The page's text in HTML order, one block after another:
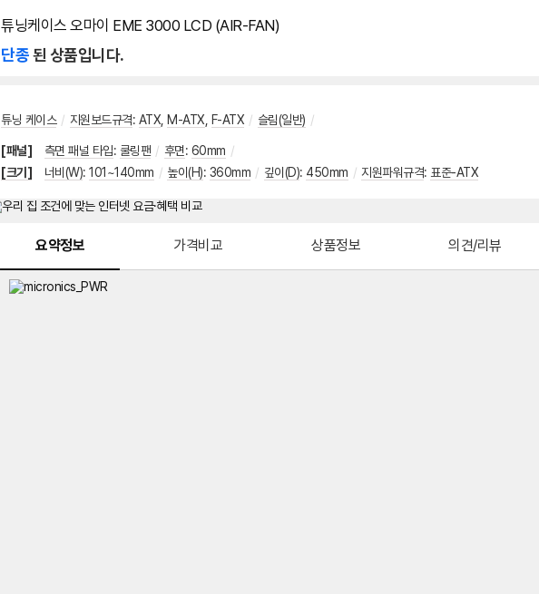
튜닝케이스 오마이 EME 3000 LCD (AIR-FAN)
단종된 상품입니다.
튜닝 케이스 / 지원보드규격: ATX M-ATX F-ATX / 슬림(일반) /
[패널] 측면 패널 타입: 쿨링팬 / 후면: 60mm /
[크기]
너비(W): 101~140mm / 높이(H): 360mm / 깊이(D): 450mm / 지원파워규격: 표준-ATX
요약정보 가격비교 상품정보 의견/리뷰